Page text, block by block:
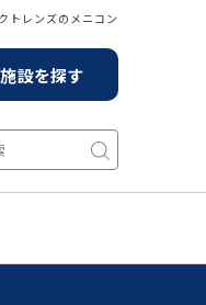
トレンズのメニコン
設を探す